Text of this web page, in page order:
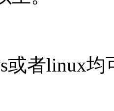
或者linux均